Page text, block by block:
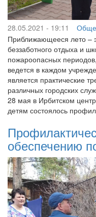
28.05.2021 - 19:11
Приближающееся лето –
беззаботного отдыха и
пожароопасных
ведется в каждом
является практические
различных городских
28 мая в Ирбитском
детям состоялось
обеспечению